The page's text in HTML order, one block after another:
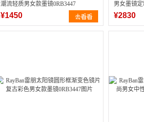
潮流轻质男女款墨镜0RB3447
¥1450
男女墨镜
¥2830